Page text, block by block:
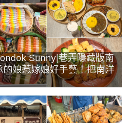
Sunny|巷弄隱藏版南
的娘惹嫁娘好手藝！把南洋